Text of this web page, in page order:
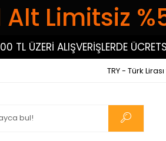
Alt Limitsiz
ÜZERİ ALIŞVERİŞLERDE ÜCRETSİZ
TRY - Türk Lirası